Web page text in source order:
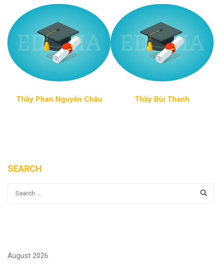
Thầy Phan Nguyễn Châu Thầy Bùi Thanh
SEARCH
August 2026